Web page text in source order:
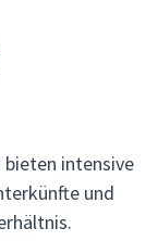
intensive
und